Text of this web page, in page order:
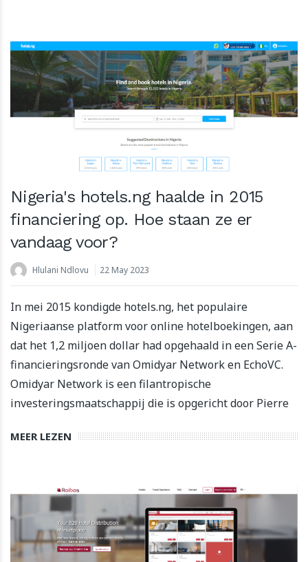
Nigeria's hotels.ng haalde in 2015
financiering op. Hoe staan ze er
vandaag voor?
Hlulani Ndlovu 22 May 2023
In mei 2015 kondigde hotels.ng, het populaire
Nigeriaanse platform voor online hotelboekingen, aan
dat het 1,2 miljoen dollar had opgehaald in een Serie A-
financieringsronde van Omidyar Network en EchoVC.
Omidyar Network is een filantropische
investeringsmaatschappij die is opgericht door Pierre
MEER LEZEN